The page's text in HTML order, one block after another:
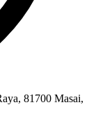
81700 Masai,